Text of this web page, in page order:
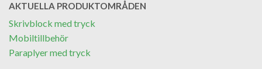
AKTUELLA PRODUKTOMRÅDEN
Skrivblock med tryck
Mobiltillbehör
Paraplyer med tryck